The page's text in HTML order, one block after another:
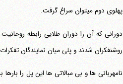
پهلوی دوم می‎توان سراغ گرفت.
دورانی که آن را دوران طلایی رابطه
روشنفکران شدند و پلی میان نمایندگان
نامهربانی ها و بی مبالاتی ها این پل را